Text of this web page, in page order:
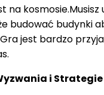
na
budować budynki
jest bardzo
i Strategie